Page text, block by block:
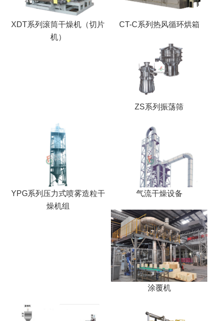
XDT系列滚筒干燥机（切片
机）
CT-C系列热风循环烘箱
ZS系列振荡筛
YPG系列压力式喷雾造粒干
燥机组
气流干燥设备
涂覆机